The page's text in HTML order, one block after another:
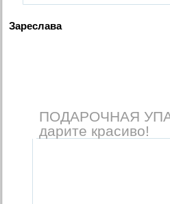
Зареслава
ПОДАРОЧНАЯ
дарите красиво!